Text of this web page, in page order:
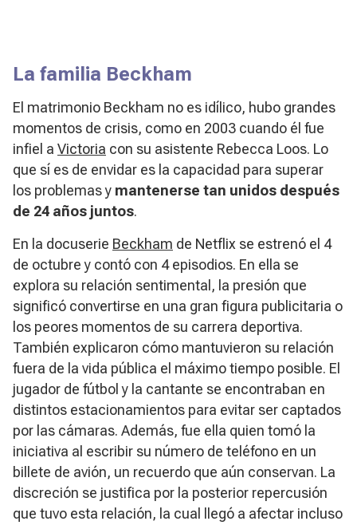
La familia Beckham
El matrimonio Beckham no es idílico, hubo grandes
momentos de crisis, como en 2003 cuando él fue
infiel a Victoria con su asistente Rebecca Loos. Lo
que sí es de envidar es la capacidad para superar
los problemas y mantenerse tan unidos después
de 24 años juntos.
En la docuserie Beckham de Netflix se estrenó el 4
de octubre y contó con 4 episodios. En ella se
explora su relación sentimental, la presión que
significó convertirse en una gran figura publicitaria o
los peores momentos de su carrera deportiva.
También explicaron cómo mantuvieron su relación
fuera de la vida pública el máximo tiempo posible. El
jugador de fútbol y la cantante se encontraban en
distintos estacionamientos para evitar ser captados
por las cámaras. Además, fue ella quien tomó la
iniciativa al escribir su número de teléfono en un
billete de avión, un recuerdo que aún conservan. La
discreción se justifica por la posterior repercusión
que tuvo esta relación, la cual llegó a afectar incluso